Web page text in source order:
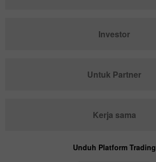
Investor
Untuk Partner
Kerja sama
Unduh Platform Trading